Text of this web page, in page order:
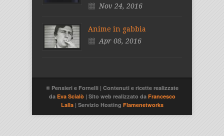
Nov 24, 2016
Anime in gabbia
Apr 08, 2016
® Pensieri e Fornelli | Contenuti e ricette realizzate
da Eva Scialò | Sito web realizzato da Francesco
Lalla | Servizio Hosting Flamenetworks